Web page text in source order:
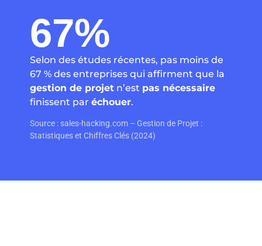
67%
Selon des études récentes, pas moins de
67 % des entreprises qui affirment que la
gestion de projet n’est pas nécessaire
finissent par échouer.
Source : sales-hacking.com – Gestion de Projet :
Statistiques et Chiffres Clés (2024)